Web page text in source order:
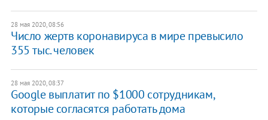
28 мая 2020, 08:56
Число жертв коронавируса в мире превысило
355 тыс. человек
28 мая 2020, 08:37
Google выплатит по $1000 сотрудникам,
которые согласятся работать дома